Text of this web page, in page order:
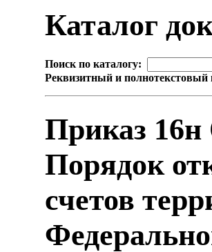
Каталог
Поиск по каталогу:
Реквизитный и полнотекстовый
Приказ 16н
Порядок
счетов